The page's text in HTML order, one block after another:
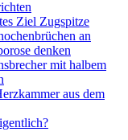
Ziel Zugspitze
an
denken
mit halbem
aus dem